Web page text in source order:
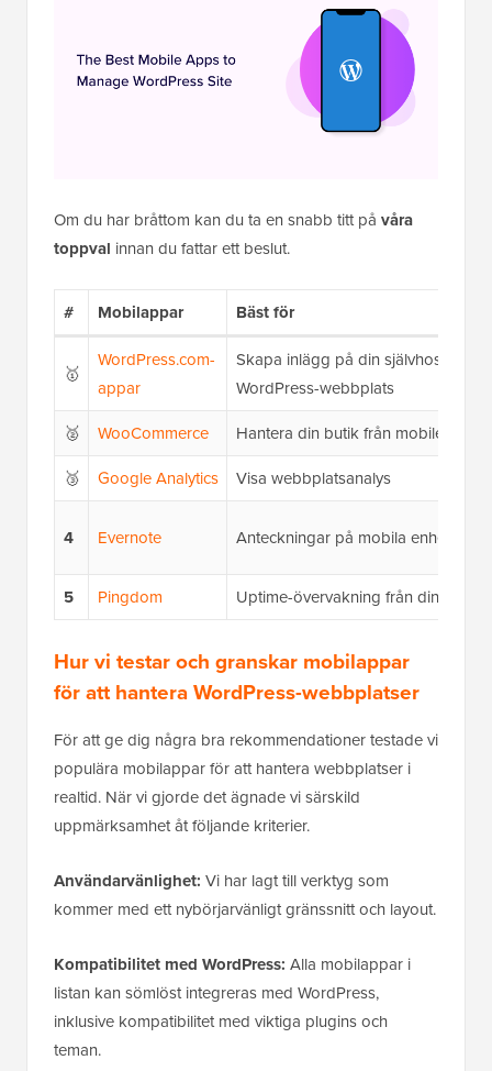
Om du har bråttom kan du ta en snabb titt på våra
toppval innan du fattar ett beslut.
# Mobilappar Bäst för
🥇
WordPress.com-
appar
Skapa inlägg på din självhostade
WordPress-webbplats
🥈
WooCommerce
Hantera din butik från mobilen
🥉
Google Analytics Visa webbplatsanalys
4 Evernote Anteckningar på mobila enheter
5 Pingdom Uptime-övervakning från din mobil
Hur vi testar och granskar mobilappar
för att hantera WordPress-webbplatser
För att ge dig några bra rekommendationer testade vi
populära mobilappar för att hantera webbplatser i
realtid. När vi gjorde det ägnade vi särskild
uppmärksamhet åt följande kriterier.
Användarvänlighet: Vi har lagt till verktyg som
kommer med ett nybörjarvänligt gränssnitt och layout.
Kompatibilitet med WordPress: Alla mobilappar i
listan kan sömlöst integreras med WordPress,
inklusive kompatibilitet med viktiga plugins och
teman.